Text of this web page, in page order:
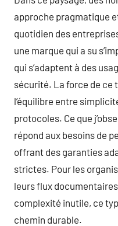
approche pragmatique
quotidien des
une marque qui a su
qui s’adaptent à des
sécurité. La force de ce
l’équilibre entre
protocoles. Ce que
répond aux besoins de
offrant des garanties
strictes. Pour les
leurs flux
complexité inutile, ce
chemin durable.